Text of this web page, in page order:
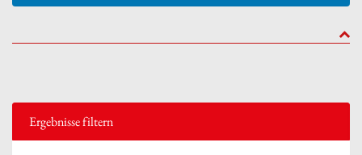
to
Ergebnisse filtern